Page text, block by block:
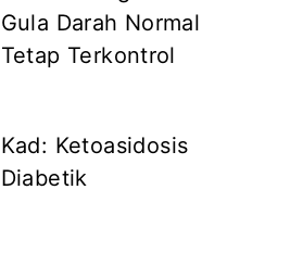
Gula Darah Normal
Tetap Terkontrol
Kad: Ketoasidosis
Diabetik